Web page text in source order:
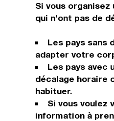
Si vous
qui n’ont pas de
Les pays sans
adapter votre
Les pays avec
décalage horaire
habituer.
Si vous voulez
information à